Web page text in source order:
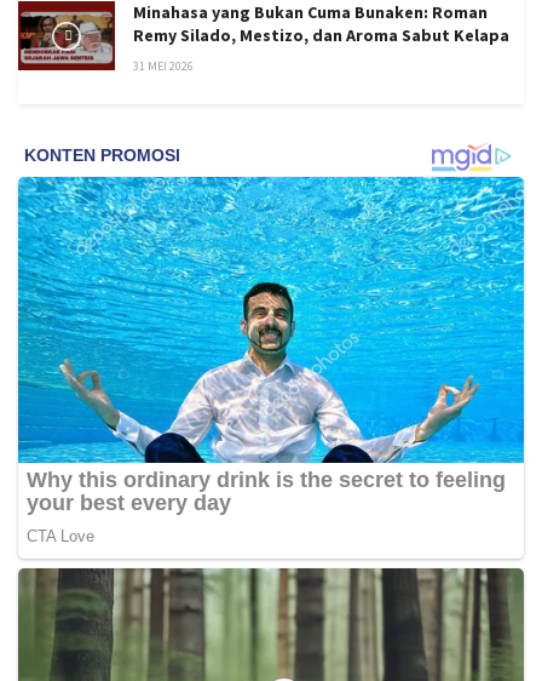
Minahasa yang Bukan Cuma Bunaken: Roman
Remy Silado, Mestizo, dan Aroma Sabut Kelapa
31 MEI 2026